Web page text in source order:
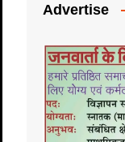
Advertise